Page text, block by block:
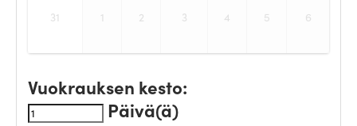
31 1 2 3 4 5 6
Vuokrauksen kesto:
Päivä(ä)